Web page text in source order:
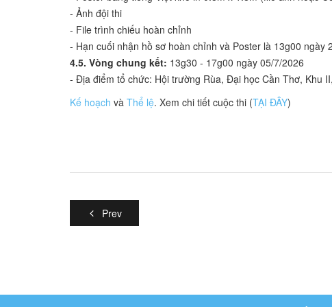
- Ảnh đội thi
- File trình chiếu hoàn chỉnh
- Hạn cuối nhận hồ sơ hoàn chỉnh và Poster là 13g00 ngày
4.5. Vòng chung kết: 13g30 - 17g00 ngày 05/7/2026
- Địa điểm tổ chức: Hội trường Rùa, Đại học Cần Thơ, Khu
Kế hoạch và Thể lệ. Xem chi tiết cuộc thi (TẠI ĐÂY)
Prev